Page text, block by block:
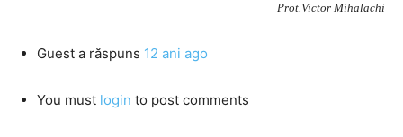
Prot.Victor Mihalachi
Guest a răspuns 12 ani ago
You must login to post comments